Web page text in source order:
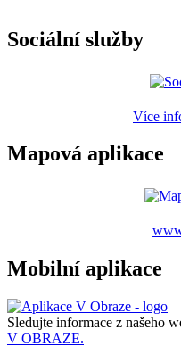
Sociální služby
Více
Mapová aplikace
Mobilní aplikace
Sledujte informace z našeho
V OBRAZE.